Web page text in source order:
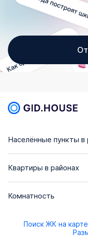
Населённые пункты в
Квартиры в районах
Комнатность
Поиск ЖК на карте